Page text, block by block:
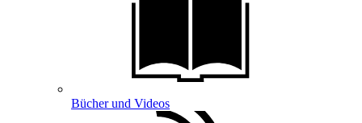
Bücher und Videos